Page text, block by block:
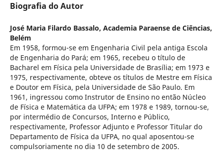
Biografia do Autor
José Maria Filardo Bassalo, Academia Paraense de Ciências,
Belém
Em 1958, formou-se em Engenharia Civil pela antiga Escola
de Engenharia do Pará; em 1965, recebeu o título de
Bacharel em Física pela Universidade de Brasília; em 1973 e
1975, respectivamente, obteve os títulos de Mestre em Física
e Doutor em Física, pela Universidade de São Paulo. Em
1961, ingressou como Instrutor de Ensino no então Núcleo
de Física e Matemática da UFPA; em 1978 e 1989, tornou-se,
por intermédio de Concursos, Interno e Público,
respectivamente, Professor Adjunto e Professor Titular do
Departamento de Física da UFPA, no qual aposentou-se
compulsoriamente no dia 10 de setembro de 2005.